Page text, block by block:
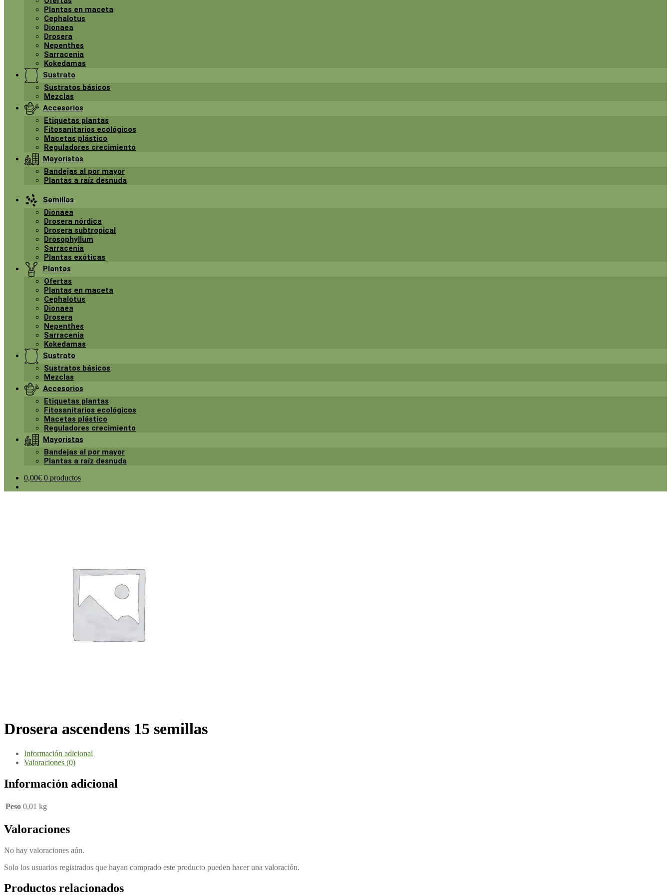
Plantas en maceta
Cephalotus
Dionaea
Drosera
Nepenthes
Sarracenia
Kokedamas
Sustrato
Sustratos básicos
Mezclas
Accesorios
Etiquetas plantas
Fitosanitarios ecológicos
Macetas plástico
Reguladores crecimiento
Mayoristas
Bandejas al por mayor
Plantas a raíz desnuda
Semillas
Dionaea
Drosera nórdica
Drosera subtropical
Drosophyllum
Sarracenia
Plantas exóticas
Plantas
Ofertas
Plantas en maceta
Cephalotus
Dionaea
Drosera
Nepenthes
Sarracenia
Kokedamas
Sustrato
Sustratos básicos
Mezclas
Accesorios
Etiquetas plantas
Fitosanitarios ecológicos
Macetas plástico
Reguladores crecimiento
Mayoristas
Bandejas al por mayor
Plantas a raíz desnuda
0,00€ 0 productos
Drosera ascendens 15 semillas
Información adicional
Valoraciones (0)
Información adicional
Peso 0,01 kg
Valoraciones
No hay valoraciones aún.
Solo los usuarios registrados que hayan comprado este producto pueden hacer una valoración.
Productos relacionados